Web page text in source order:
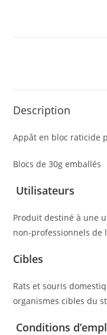
Description
Appât en bloc raticide
Blocs de 30g emballés
Utilisateurs
Produit destiné à une
non-professionnels de
Cibles
Rats et souris
organismes cibles du
Conditions